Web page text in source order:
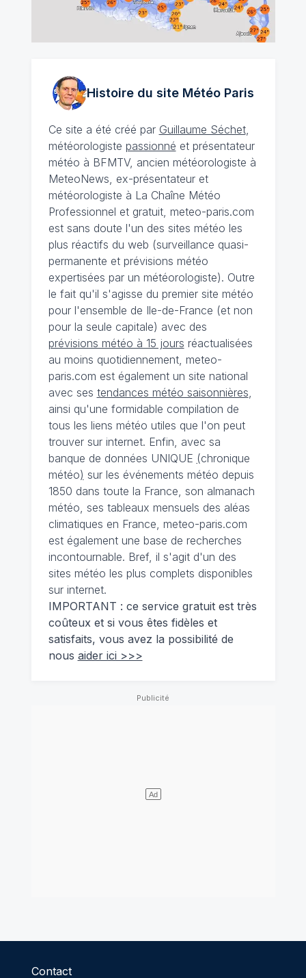
Histoire du site MétéoParis
Ce site a été créé par Guillaume Séchet,
météorologiste passionné et présentateur
météo à BFMTV, ancien météorologiste à
MeteoNews, ex-présentateur et
météorologiste à La Chaîne Météo
Professionnel et gratuit, meteo-paris.com
est sans doute l'un des sites météo les
plus réactifs du web (surveillance quasi-
permanente et prévisions météo
expertisées par un météorologiste). Outre
le fait qu'il s'agisse du premier site météo
pour l'ensemble de Ile-de-France (et non
pour la seule capitale) avec des
prévisions météo à 15 jours réactualisées
au moins quotidiennement, meteo-
paris.com est également un site national
avec ses tendances météo saisonnières
ainsi qu'une formidable compilation de
tous les liens météo utiles que l'on peut
trouver sur internet. Enfin, avec sa
banque de données UNIQUE (chronique
météo) sur les événements météo depuis
1850 dans toute la France, son almanach
météo, ses tableaux mensuels des aléas
climatiques en France, meteo-paris.com
est également une base de recherches
incontournable. Bref, il s'agit d'un des
sites météo les plus complets disponibles
sur internet.
IMPORTANT : ce service gratuit est très
coûteux et si vous êtes fidèles et
satisfaits, vous avez la possibilité de
nous aider ici >>>
Contact